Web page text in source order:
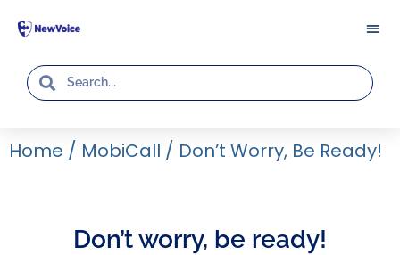
Home / MobiCall / Don’t Worry, Be Ready!
Don’t worry, be ready!